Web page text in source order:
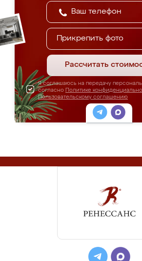
Прикрепить фото
Рассчитать
Я соглашаюсь на передачу
согласно Политике
Пользовательскому соглашению